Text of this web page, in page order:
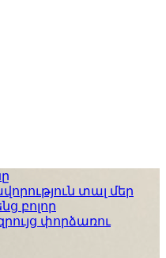
տալ մեր
բոլոր
փորձառու